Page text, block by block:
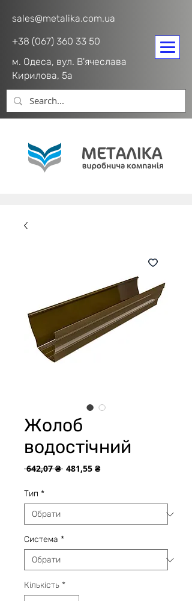
sales@metalika.com.ua
+38 (067) 360 33 50
м. Одеса, вул. В'ячеслава
Кирилова, 5а
Жолоб
водостічний
642,07 ₴ Звичайна
481,55 ₴За
Тип *
Cистема *
Кількість *